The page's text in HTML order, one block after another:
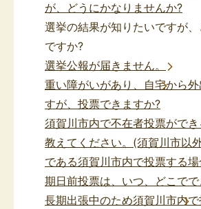
が、どうにかなりませんか?
選挙の結果が知りたいですが
ですか?
選挙公報が届きません。
重い障がいがあり、自宅から
すが、投票できますか?
須賀川市内で不在者投票がで
教えてください。(須賀川市以
である須賀川市内で投票する場
期日前投票は、いつ、どこで
長期出張中のため須賀川市内